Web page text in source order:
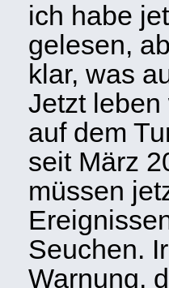
ich habe
gelesen,
klar, was
Jetzt
auf dem
seit März
müssen
Seuchen.
Warnung,